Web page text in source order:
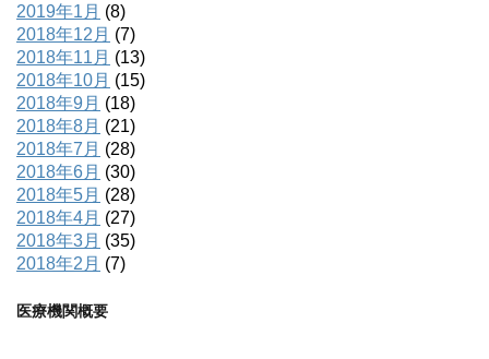
2019年1月 (8)
2018年12月 (7)
2018年11月 (13)
2018年10月 (15)
2018年9月 (18)
2018年8月 (21)
2018年7月 (28)
2018年6月 (30)
2018年5月 (28)
2018年4月 (27)
2018年3月 (35)
2018年2月 (7)
医療機関概要